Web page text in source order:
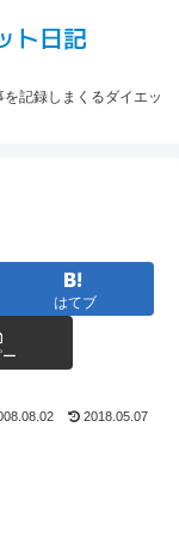
記録しまくるダイエッ
はてブ
2018.05.07